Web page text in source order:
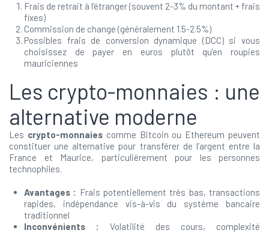
Frais de retrait à l’étranger (souvent 2-3% du montant + frais
fixes)
Commission de change (généralement 1.5-2.5%)
Possibles frais de conversion dynamique (DCC) si vous
choisissez de payer en euros plutôt qu’en roupies
mauriciennes
Les crypto-monnaies : une
alternative moderne
Les crypto-monnaiescomme Bitcoin ou Ethereum peuvent
constituer une alternative pour transférer de l’argent entre la
France et Maurice, particulièrement pour les personnes
technophiles.
Avantages : Frais potentiellement très bas, transactions
rapides, indépendance vis-à-vis du système bancaire
traditionnel
Inconvénients :
Volatilité des cours, complexité